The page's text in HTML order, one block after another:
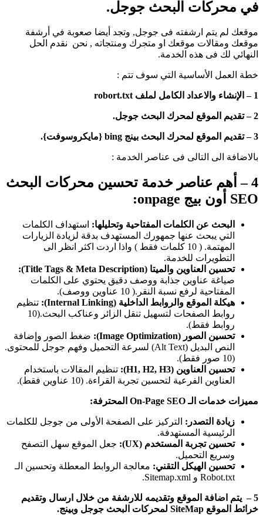
في محركات البحث جوجل.
موقعك لم يتم ارشفته فى جوجل, وتجد أيضا صعوبة في أرشفة
موقعك ومقالات موقعك او متجرك ومنتجاته , نحن نقدم الحل
النهائي لك فى هذه الخدمة.
خطة العمل الأساسية التي سوف تتم :
1 – الإنشاء والاعداد الكامل لملف robort.txt
2 – تقديم الموقع لمحرك البحث جوجل.
3 – تقديم الموقع لمحرك البحث بينج bing {مايكروسوفت}.
بالاضافة الى التالى فى عناصر الخدمة :
4 – أهم عناصر خدمة تحسين محركات البحث
SEO أون بيج onpage:
البحث عن الكلمات المفتاحية وتحليلها: استهداف الكلمات
التي يبحث عنها جمهورك المستهدف بدقة لزيادة الزيارات
المهتمة. ( 10 كلمات فقط ) واذا اردت اكثر انظر الى
التطويرات للخدمة.
تحسين العناوين والميتا (Title Tags & Meta Description):
صياغة عناوين جذابة ووصف دقيق يحتوي على الكلمات
المفتاحية لرفع نسبة النقر.( 10 عناوين ووصف).
هيكلة الموقع والروابط الداخلية (Internal Linking):
تنظيم
روابط الصفحات لتسهيل تنقل الزائر وعناكب البحث.(10
روابط فقط).
تحسين الصور (Image Optimization):
ضغط الصور وإضافة
النص البديل (Alt Text) لسرعة التحميل وفهم جوجل للمحتوى.
(10 صور فقط).
تحسين العناوين (H1, H2, H3):
تنظيم المقالات باستخدام
العناوين الفرعية لتحسين تجربة القراءة. (10 عناوين فقط).
مميزات خدمات الـ On-Page SEO المحترفة:
زيادة التصدر: التركيز على الصفحة الأولى من جوجل للكلمات
الرئيسية المستهدفة.
تحسين تجربة المستخدم (UX):
جعل الموقع سهل التصفح
وسريع التحميل.
تحسين الهيكل التقني: معالجة الروابط المعطلة وتحسين الـ
Robot.txt و Sitemap.xml.
5 – يتم اضافة الموقع وتقديمه للارشفة من خلال ارسال وتقديم
خرائط الموقع SiteMap لمحركات البحث جوجل وبينج.